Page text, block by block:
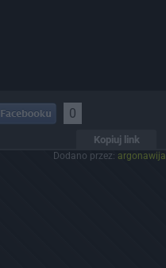
0
Kopiuj link
Dodano przez: argonawija